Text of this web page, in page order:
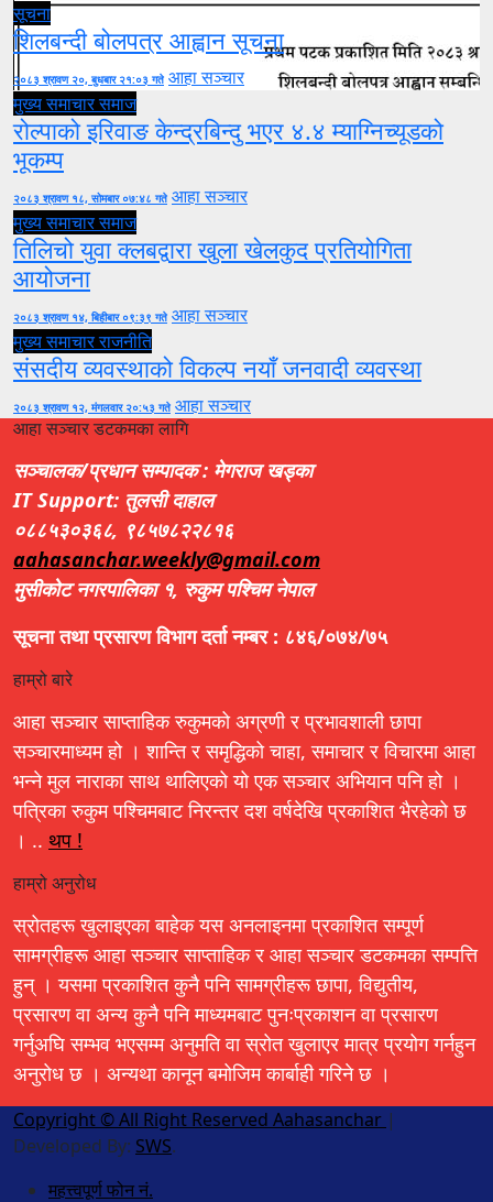
सूचना
शिलबन्दी बोलपत्र आह्वान सूचना
२०८३ श्रावण २०, बुधबार २१:०३ गते आहा सञ्चार
मुख्य समाचारसमाज
रोल्पाको इरिवाङ केन्द्रबिन्दु भएर ४.४ म्याग्निच्यूडको
भूकम्प
२०८३ श्रावण १८, सोमबार ०७:४८ गते आहा सञ्चार
मुख्य समाचारसमाज
तिलिचो युवा क्लबद्वारा खुला खेलकुद प्रतियोगिता
आयोजना
२०८३ श्रावण १४, बिहीबार ०९:३९ गते आहा सञ्चार
मुख्य समाचारराजनीति
संसदीय व्यवस्थाको विकल्प नयाँ जनवादी व्यवस्था
२०८३ श्रावण १२, मंगलवार २०:५३ गते आहा सञ्चार
आहा सञ्चार डटकमका लागि
सञ्चालक/प्रधान सम्पादक : मेगराज खड्का
IT Support: तुलसी दाहाल
०८८५३०३६८, ९८५७८२२८१६
aahasanchar.weekly@gmail.com
मुसीकोट नगरपालिका १, रुकुम पश्चिम नेपाल
सूचना तथा प्रसारण विभाग दर्ता नम्बर : ८४६/०७४/७५
हाम्रो बारे
आहा सञ्चार साप्ताहिक रुकुमको अग्रणी र प्रभावशाली छापा
सञ्चारमाध्यम हो । शान्ति र समृद्धिको चाहा, समाचार र विचारमा आहा
भन्ने मुल नाराका साथ थालिएको यो एक सञ्चार अभियान पनि हो ।
पत्रिका रुकुम पश्चिमबाट निरन्तर दश वर्षदेखि प्रकाशित भैरहेको छ
। .. थप !
हाम्रो अनुरोध
स्रोतहरू खुलाइएका बाहेक यस अनलाइनमा प्रकाशित सम्पूर्ण
सामग्रीहरू आहा सञ्चार साप्ताहिक र आहा सञ्चार डटकमका सम्पत्ति
हुन् । यसमा प्रकाशित कुनै पनि सामग्रीहरू छापा, विद्युतीय,
प्रसारण वा अन्य कुनै पनि माध्यमबाट पुनःप्रकाशन वा प्रसारण
गर्नुअघि सम्भव भएसम्म अनुमति वा स्रोत खुलाएर मात्र प्रयोग गर्नहुन
अनुरोध छ । अन्यथा कानून बमोजिम कार्बाही गरिने छ ।
Copyright © All Right Reserved Aahasanchar |
Developed By: SWS.
महत्त्वपूर्ण फोन नं.